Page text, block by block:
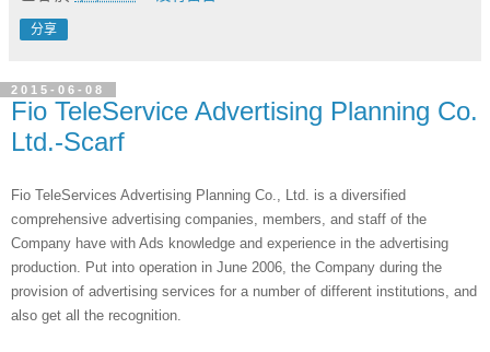
分享
2015-06-08
Fio TeleService Advertising Planning Co.
Ltd.-Scarf
Fio TeleServices Advertising Planning Co., Ltd. is a diversified
comprehensive advertising companies, members, and staff of the
Company have with Ads knowledge and experience in the advertising
production. Put into operation in June 2006, the Company during the
provision of advertising services for a number of different institutions, and
also get all the recognition.